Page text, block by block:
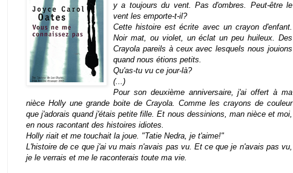
y a toujours du vent. Pas d'ombres. Peut-être le
vent les emporte-t-il?
Cette histoire est écrite avec un crayon d'enfant.
Noir mat, ou violet, un éclat un peu huileux. Des
Crayola pareils à ceux avec lesquels nous jouions
quand nous étions petits.
Qu'as-tu vu ce jour-là?
(...)
Pour son deuxième anniversaire, j'ai offert à ma
nièce Holly une grande boite de Crayola. Comme les crayons de couleur
que j'adorais quand j'étais petite fille. Et nous dessinions, man nièce et moi,
en nous racontant des histoires idiotes.
Holly riait et me touchait la joue. "Tatie Nedra, je t'aime!"
L'histoire de ce que j'ai vu mais n'avais pas vu. Et ce que je n'avais pas vu,
je le verrais et me le raconterais toute ma vie.